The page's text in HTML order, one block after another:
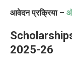
आवेदन प्रक्रिया –
Scholarships
2025-26